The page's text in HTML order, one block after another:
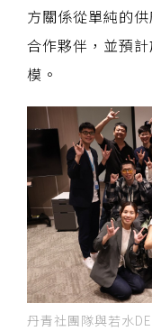
方關係從單純的
合作夥伴，並預
模。
丹青社團隊與若水